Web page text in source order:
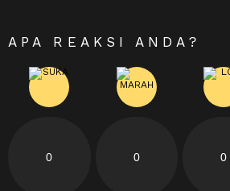
APA REAKSI ANDA?
0 0 0